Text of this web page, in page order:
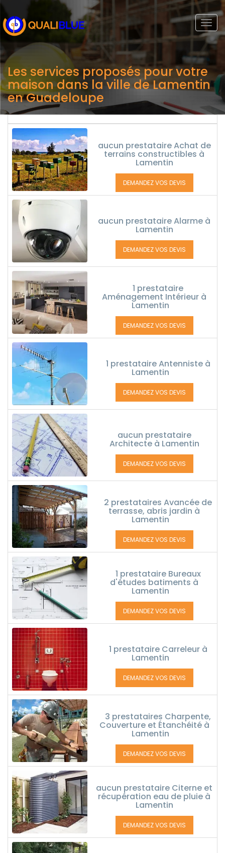
Les services proposés pour votre
maison dans la ville de Lamentin
en Guadeloupe
aucun prestataire Achat de
terrains constructibles à
Lamentin
DEMANDEZ VOS DEVIS
aucun prestataire Alarme à
Lamentin
DEMANDEZ VOS DEVIS
1 prestataire
Aménagement Intérieur à
Lamentin
DEMANDEZ VOS DEVIS
1 prestataire Antenniste à
Lamentin
DEMANDEZ VOS DEVIS
aucun prestataire
Architecte à Lamentin
DEMANDEZ VOS DEVIS
2 prestataires Avancée de
terrasse, abris jardin à
Lamentin
DEMANDEZ VOS DEVIS
1 prestataire Bureaux
d'études batiments à
Lamentin
DEMANDEZ VOS DEVIS
1 prestataire Carreleur à
Lamentin
DEMANDEZ VOS DEVIS
3 prestataires Charpente,
Couverture et Étanchéité à
Lamentin
DEMANDEZ VOS DEVIS
aucun prestataire Citerne et
récupération eau de pluie à
Lamentin
DEMANDEZ VOS DEVIS